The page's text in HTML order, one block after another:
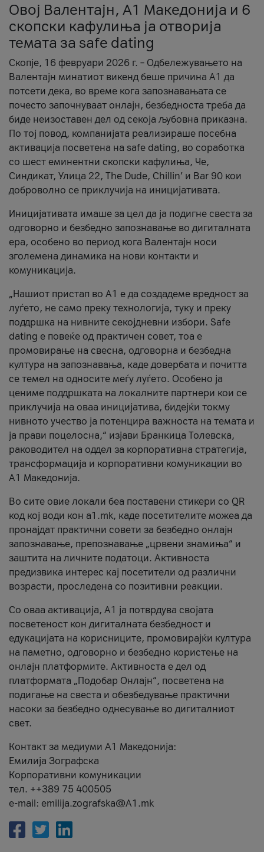
Овој Валентајн, A1 Македонија и 6
скопски кафулиња ја отворија
темата за safe dating
Скопје, 16 февруари 2026 г. – Одбележувањето на
Валентајн минатиот викенд беше причина А1 да
потсети дека, во време кога запознавањата се
почесто започнуваат онлајн, безбедноста треба да
биде неизоставен дел од секоја љубовна приказна.
По тој повод, компанијата реализираше посебна
активација посветена на safe dating, во соработка
со шест еминентни скопски кафулиња, Че,
Синдикат, Улица 22, The Dude, Chillin’ и Bar 90 кои
доброволно се приклучија на иницијативата.
Иницијативата имаше за цел да ја подигне свеста за
одговорно и безбедно запознавање во дигиталната
ера, особено во период кога Валентајн носи
зголемена динамика на нови контакти и
комуникација.
„Нашиот пристап во А1 е да создадеме вредност за
луѓето, не само преку технологија, туку и преку
поддршка на нивните секојдневни избори. Safe
dating е повеќе од практичен совет, тоа е
промовирање на свесна, одговорна и безбедна
култура на запознавања, каде довербата и почитта
се темел на односите меѓу луѓето. Особено ја
цениме поддршката на локалните партнери кои се
приклучија на оваа иницијатива, бидејќи токму
нивното учество ја потенцира важноста на темата и
ја прави поцелосна,“ изјави Бранкица Толевска,
раководител на оддел за корпоративна стратегија,
трансформација и корпоративни комуникации во
А1 Македонија.
Во сите овие локали беа поставени стикери со QR
код кој води кон a1.mk, каде посетителите можеа да
пронајдат практични совети за безбедно онлајн
запознавање, препознавање „црвени знамиња“ и
заштита на личните податоци. Активноста
предизвика интерес кај посетители од различни
возрасти, проследена со позитивни реакции.
Со оваа активација, А1 ја потврдува својата
посветеност кон дигиталната безбедност и
едукацијата на корисниците, промовирајќи култура
на паметно, одговорно и безбедно користење на
онлајн платформите. Активноста е дел од
платформата „Подобар Онлајн“, посветена на
подигање на свеста и обезбедување практични
насоки за безбедно однесување во дигиталниот
свет.
Контакт за медиуми А1 Македонија:
Емилија Зографска
Корпоративни комуникации
тел. ++389 75 400505
e-mail: emilija.zografska@A1.mk